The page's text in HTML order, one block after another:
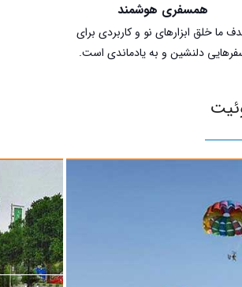
همسفری هوشمند
ما خلق ابزارهای نو و کاربردی برای
دلنشین و به یادماندی است.